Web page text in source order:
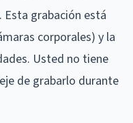
grabación está
corporales) y la
Usted no tiene
de grabarlo durante